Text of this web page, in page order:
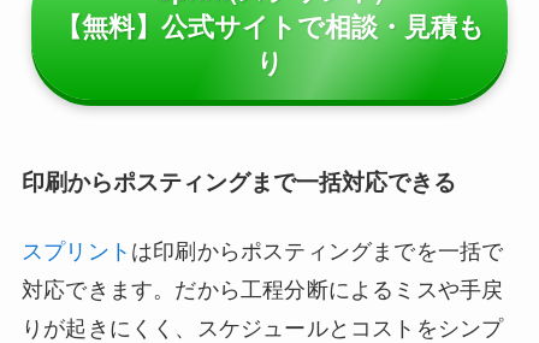
【無料】公式サイトで相談・見積も
り
印刷からポスティングまで一括対応できる
スプリント は印刷からポスティングまでを一括で
対応できます。だから工程分断によるミスや手戻
りが起きにくく、スケジュールとコストをシンプ